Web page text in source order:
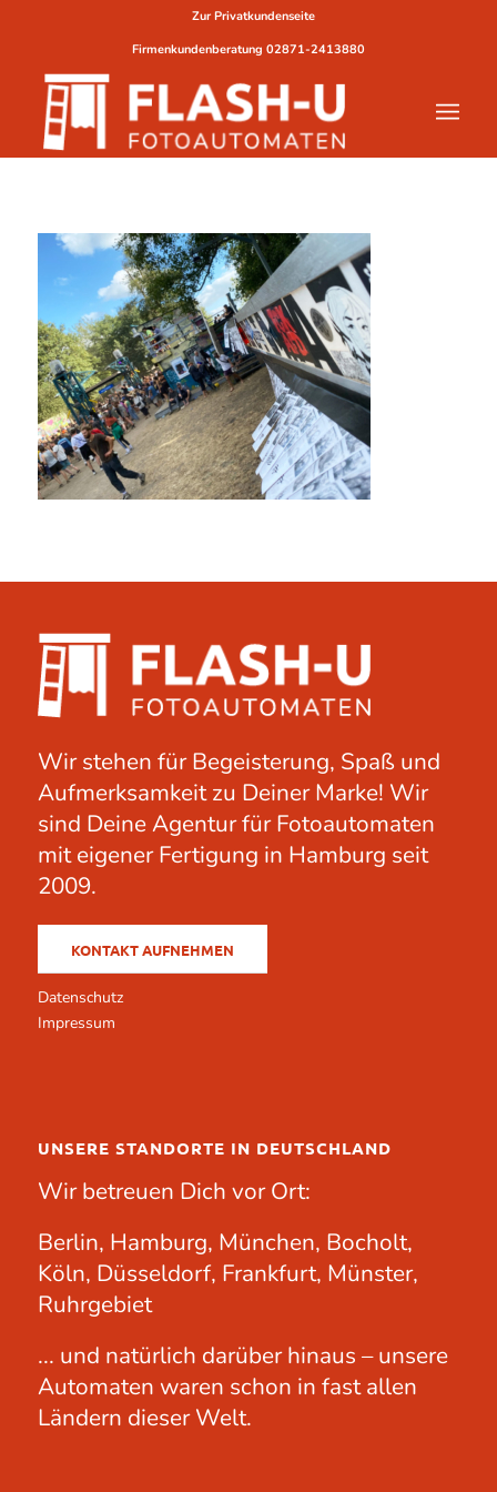
Zur Privatkundenseite
Firmenkundenberatung 02871-2413880
Wir stehen für Begeisterung, Spaß und
Aufmerksamkeit zu Deiner Marke! Wir
sind Deine Agentur für Fotoautomaten
mit eigener Fertigung in Hamburg seit
2009.
KONTAKT AUFNEHMEN
Datenschutz
Impressum
UNSERE STANDORTE IN DEUTSCHLAND
Wir betreuen Dich vor Ort:
Berlin, Hamburg, München, Bocholt,
Köln, Düsseldorf, Frankfurt, Münster,
Ruhrgebiet
... und natürlich darüber hinaus – unsere
Automaten waren schon in fast allen
Ländern dieser Welt.